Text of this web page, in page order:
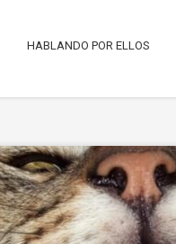
HABLANDO POR ELLOS